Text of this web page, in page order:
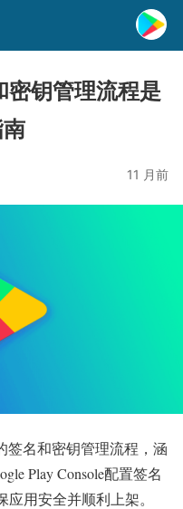
钥管理流程是
11 月前
签名和密钥管理流程，涵
Play Console配置签名
用安全并顺利上架。